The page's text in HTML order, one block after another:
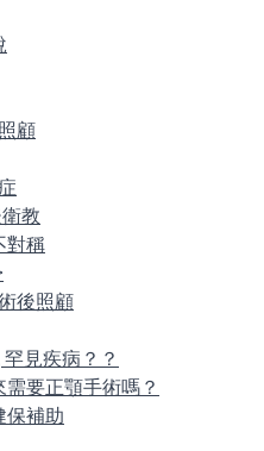
顧
教
對稱
後照顧
見疾病？？
要正顎手術嗎？
保補助